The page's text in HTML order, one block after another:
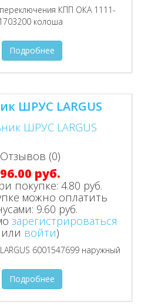
КПП ОКА 1111-
колоша
Подробнее
ШРУС LARGUS
Отзывов (0)
96.00 руб.
покупке:4.80 руб.
можно оплатить
9.60 руб.
зарегистрироваться
или войти)
6001547699 наружный
Подробнее